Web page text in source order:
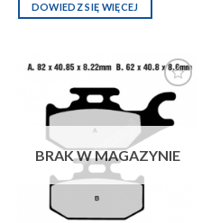
DOWIEDZ SIĘ WIĘCEJ
Dodaj do
BRAK W MAGAZYNIE